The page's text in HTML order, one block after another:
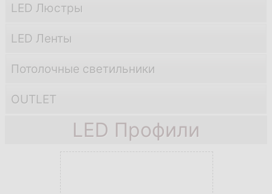
LED Люстры
LED Ленты
Потолочные светильники
OUTLET
LED Профили